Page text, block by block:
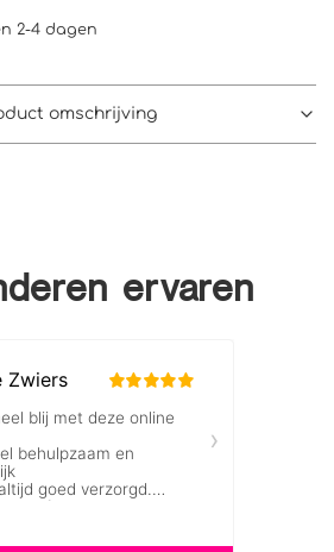
2-4 dagen
omschrijving
ervaren